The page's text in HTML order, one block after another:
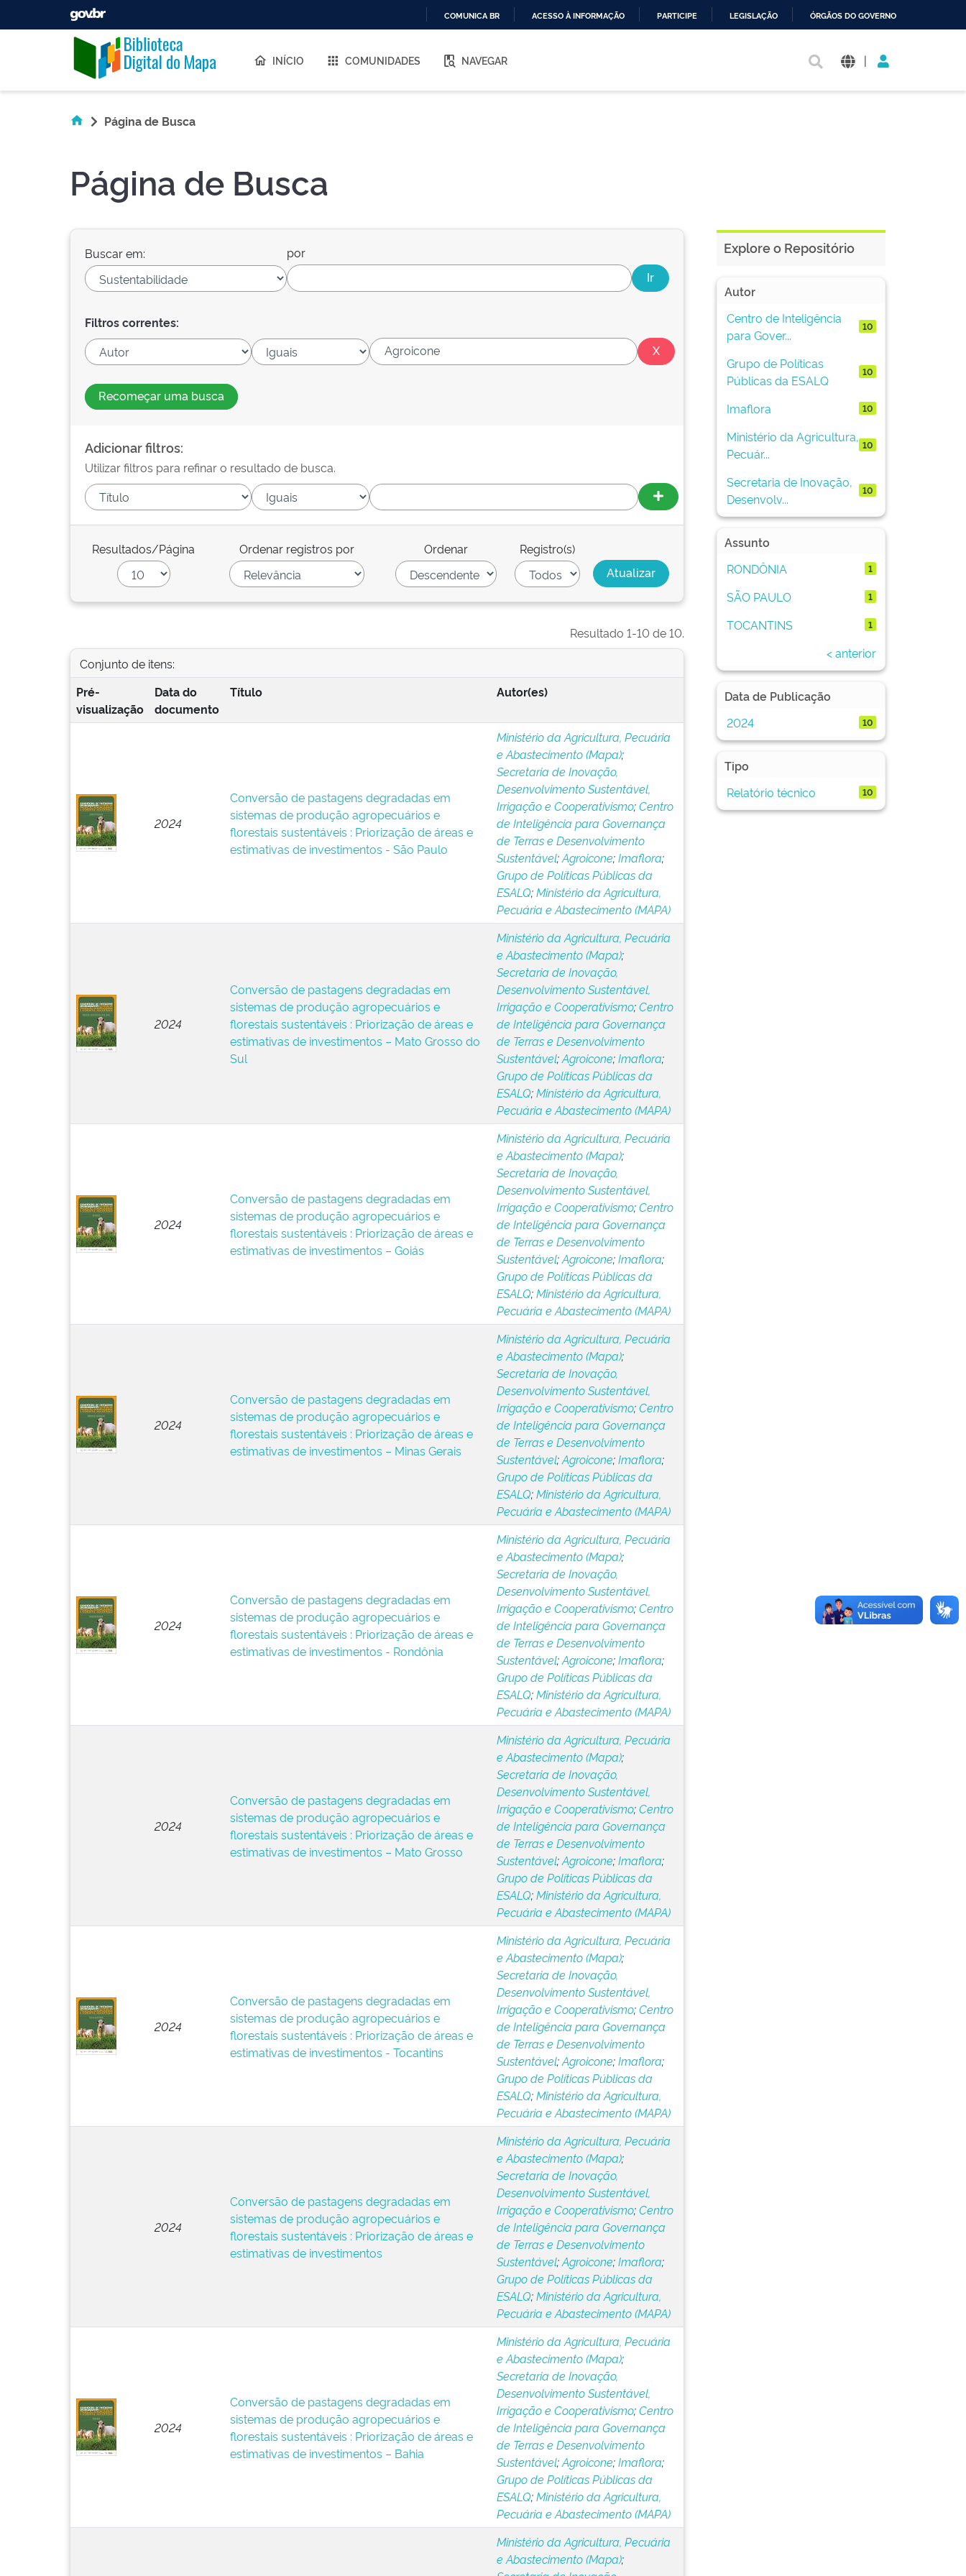
O
COMUNICA BR ACESSO À INFORMAÇÃO PARTICIPE LEGISLAÇÃO ÓRGÃOS DO GOVERNO
Skip navigation
INÍCIO COMUNIDADES NAVEGAR |
Página de Busca
Página de Busca
Buscar em: por
Filtros correntes:
Recomeçar uma busca
Adicionar filtros:
Utilizar filtros para refinar o resultado de busca.
Resultados/Página Ordenar registros por Ordenar Registro(s)
Resultado 1-10 de 10.
Conjunto de itens:
Pré-
visualização
Data do
documento
Título Autor(es)
2024
Conversão de pastagens degradadas em
sistemas de produção agropecuários e
florestais sustentáveis : Priorização de áreas e
estimativas de investimentos - São Paulo
Ministério da Agricultura, Pecuária
e Abastecimento (Mapa);
Secretaria de Inovação,
Desenvolvimento Sustentável,
Irrigação e Cooperativismo;Centro
de Inteligência para Governança
de Terras e Desenvolvimento
Sustentável;Agroicone;Imaflora;
Grupo de Políticas Públicas da
ESALQ;Ministério da Agricultura,
Pecuária e Abastecimento (MAPA)
2024
Conversão de pastagens degradadas em
sistemas de produção agropecuários e
florestais sustentáveis : Priorização de áreas e
estimativas de investimentos – Mato Grosso do
Sul
Ministério da Agricultura, Pecuária
e Abastecimento (Mapa);
Secretaria de Inovação,
Desenvolvimento Sustentável,
Irrigação e Cooperativismo;Centro
de Inteligência para Governança
de Terras e Desenvolvimento
Sustentável;Agroicone;Imaflora;
Grupo de Políticas Públicas da
ESALQ;Ministério da Agricultura,
Pecuária e Abastecimento (MAPA)
2024
Conversão de pastagens degradadas em
sistemas de produção agropecuários e
florestais sustentáveis : Priorização de áreas e
estimativas de investimentos – Goiás
Ministério da Agricultura, Pecuária
e Abastecimento (Mapa);
Secretaria de Inovação,
Desenvolvimento Sustentável,
Irrigação e Cooperativismo;Centro
de Inteligência para Governança
de Terras e Desenvolvimento
Sustentável;Agroicone;Imaflora;
Grupo de Políticas Públicas da
ESALQ;Ministério da Agricultura,
Pecuária e Abastecimento (MAPA)
2024
Conversão de pastagens degradadas em
sistemas de produção agropecuários e
florestais sustentáveis : Priorização de áreas e
estimativas de investimentos – Minas Gerais
Ministério da Agricultura, Pecuária
e Abastecimento (Mapa);
Secretaria de Inovação,
Desenvolvimento Sustentável,
Irrigação e Cooperativismo;Centro
de Inteligência para Governança
de Terras e Desenvolvimento
Sustentável;Agroicone;Imaflora;
Grupo de Políticas Públicas da
ESALQ;Ministério da Agricultura,
Pecuária e Abastecimento (MAPA)
2024
Conversão de pastagens degradadas em
sistemas de produção agropecuários e
florestais sustentáveis : Priorização de áreas e
estimativas de investimentos - Rondônia
Ministério da Agricultura, Pecuária
e Abastecimento (Mapa);
Secretaria de Inovação,
Desenvolvimento Sustentável,
Irrigação e Cooperativismo;Centro
de Inteligência para Governança
de Terras e Desenvolvimento
Sustentável;Agroicone;Imaflora;
Grupo de Políticas Públicas da
ESALQ;Ministério da Agricultura,
Pecuária e Abastecimento (MAPA)
2024
Conversão de pastagens degradadas em
sistemas de produção agropecuários e
florestais sustentáveis : Priorização de áreas e
estimativas de investimentos – Mato Grosso
Ministério da Agricultura, Pecuária
e Abastecimento (Mapa);
Secretaria de Inovação,
Desenvolvimento Sustentável,
Irrigação e Cooperativismo;Centro
de Inteligência para Governança
de Terras e Desenvolvimento
Sustentável;Agroicone;Imaflora;
Grupo de Políticas Públicas da
ESALQ;Ministério da Agricultura,
Pecuária e Abastecimento (MAPA)
2024
Conversão de pastagens degradadas em
sistemas de produção agropecuários e
florestais sustentáveis : Priorização de áreas e
estimativas de investimentos - Tocantins
Ministério da Agricultura, Pecuária
e Abastecimento (Mapa);
Secretaria de Inovação,
Desenvolvimento Sustentável,
Irrigação e Cooperativismo;Centro
de Inteligência para Governança
de Terras e Desenvolvimento
Sustentável;Agroicone;Imaflora;
Grupo de Políticas Públicas da
ESALQ;Ministério da Agricultura,
Pecuária e Abastecimento (MAPA)
2024
Conversão de pastagens degradadas em
sistemas de produção agropecuários e
florestais sustentáveis : Priorização de áreas e
estimativas de investimentos
Ministério da Agricultura, Pecuária
e Abastecimento (Mapa);
Secretaria de Inovação,
Desenvolvimento Sustentável,
Irrigação e Cooperativismo;Centro
de Inteligência para Governança
de Terras e Desenvolvimento
Sustentável;Agroicone;Imaflora;
Grupo de Políticas Públicas da
ESALQ;Ministério da Agricultura,
Pecuária e Abastecimento (MAPA)
2024
Conversão de pastagens degradadas em
sistemas de produção agropecuários e
florestais sustentáveis : Priorização de áreas e
estimativas de investimentos – Bahia
Ministério da Agricultura, Pecuária
e Abastecimento (Mapa);
Secretaria de Inovação,
Desenvolvimento Sustentável,
Irrigação e Cooperativismo;Centro
de Inteligência para Governança
de Terras e Desenvolvimento
Sustentável;Agroicone;Imaflora;
Grupo de Políticas Públicas da
ESALQ;Ministério da Agricultura,
Pecuária e Abastecimento (MAPA)
Ministério da Agricultura, Pecuária
e Abastecimento (Mapa);
Explore o Repositório
Autor
Centro de Inteligência
para Gover...
10
Grupo de Políticas
Públicas da ESALQ
10
Imaflora 10
Ministério da Agricultura,
Pecuár...
10
Secretaria de Inovação,
Desenvolv...
10
Assunto
RONDÔNIA
1
SÃO PAULO 1
TOCANTINS 1
< anterior
Data de Publicação
2024
10
Tipo
Relatório técnico
10